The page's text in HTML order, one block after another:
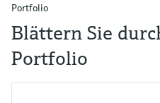
Portfolio
Blättern Sie
Portfolio